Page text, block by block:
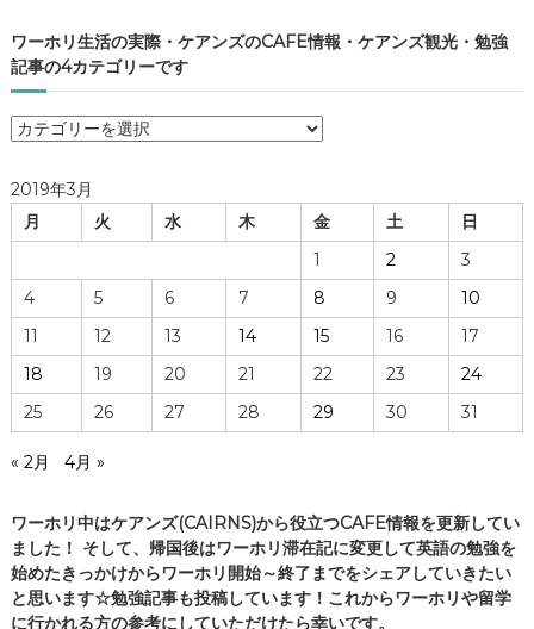
ワーホリ生活の実際・ケアンズのCAFE情報・ケアンズ観光・勉強
記事の4カテゴリーです
ワ
リ
生
の
実
際
・
ア
ン
ズ
A
F
E
情
2019年3月
月
火 水 木 金 土
日
1
2
3
4
5 6 7 8 9
10
11
12 13 14 15 16
17
18
19 20 21 22 23
24
25
26 27 28 29 30 31
« 2月 4月 »
ワーホリ中はケアンズ(CAIRNS)から役立つCAFE情報を更新してい
ました！ そして、帰国後はワーホリ滞在記に変更して英語の勉強を
始めたきっかけからワーホリ開始～終了までをシェアしていきたい
と思います☆勉強記事も投稿しています！これからワーホリや留学
に行かれる方の参考にしていただけたら幸いです。